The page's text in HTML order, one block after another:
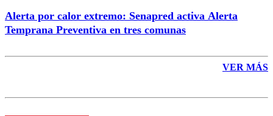
Alerta por calor extremo: Senapred activa Alerta
Temprana Preventiva en tres comunas
VER MÁS